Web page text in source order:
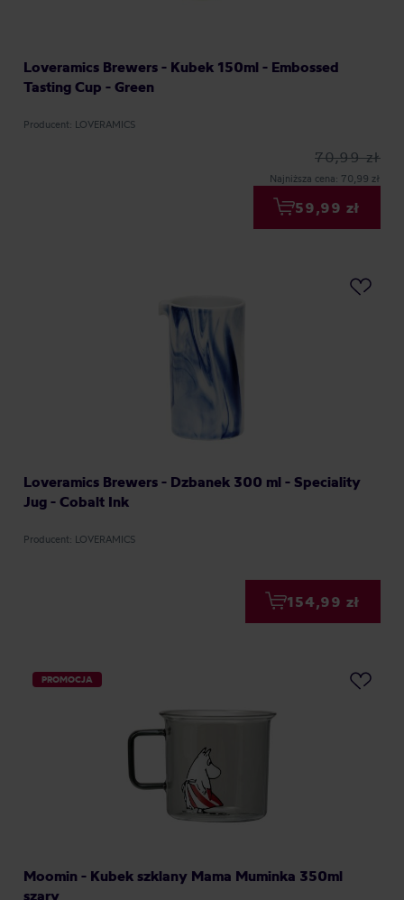
Loveramics Brewers - Kubek 150ml - Embossed
Tasting Cup - Green
Producent: LOVERAMICS
70,99 zł
Najniższa cena: 70,99 zł
59,99 zł
Loveramics Brewers - Dzbanek 300 ml - Speciality
Jug - Cobalt Ink
Producent: LOVERAMICS
154,99 zł
PROMOCJA
Moomin - Kubek szklany Mama Muminka 350ml
szary